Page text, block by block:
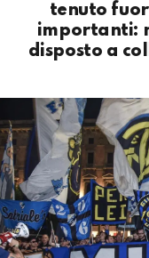
tenuto
importanti:
disposto a